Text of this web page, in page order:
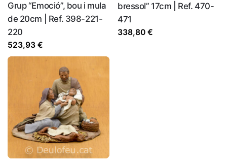
Grup “Emoció”, bou i mula
de 20cm | Ref. 398-221-
220
523,93 €
bressol” 17cm | Ref. 470-
471
338,80 €